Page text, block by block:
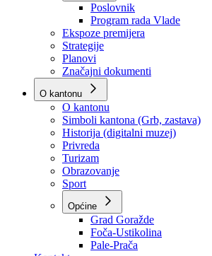
*Poslanička pitanja
Vlada
Poslovnik
Program rada Vlade
Ekspoze premijera
Strategije
Planovi
Značajni dokumenti
O kantonu
O kantonu
Simboli kantona (Grb, zastava)
Historija (digitalni muzej)
Privreda
Turizam
Obrazovanje
Sport
Općine